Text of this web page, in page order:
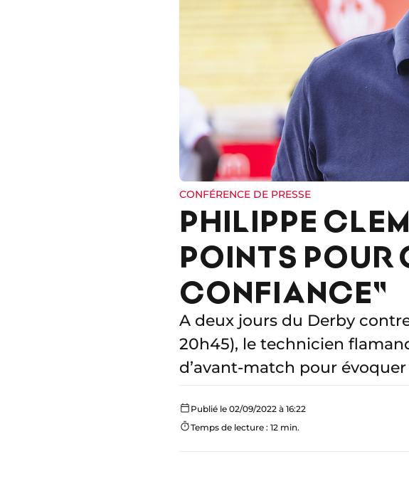
CONFÉRENCE DE PRESSE
PHILIPPE
POINTS POUR
CONFIANCE"
A deux jours du Derby contre
20h45), le technicien
d’avant-match pour évoquer
Publié le 02/09/2022 à 16:22
Temps de lecture : 12 min.